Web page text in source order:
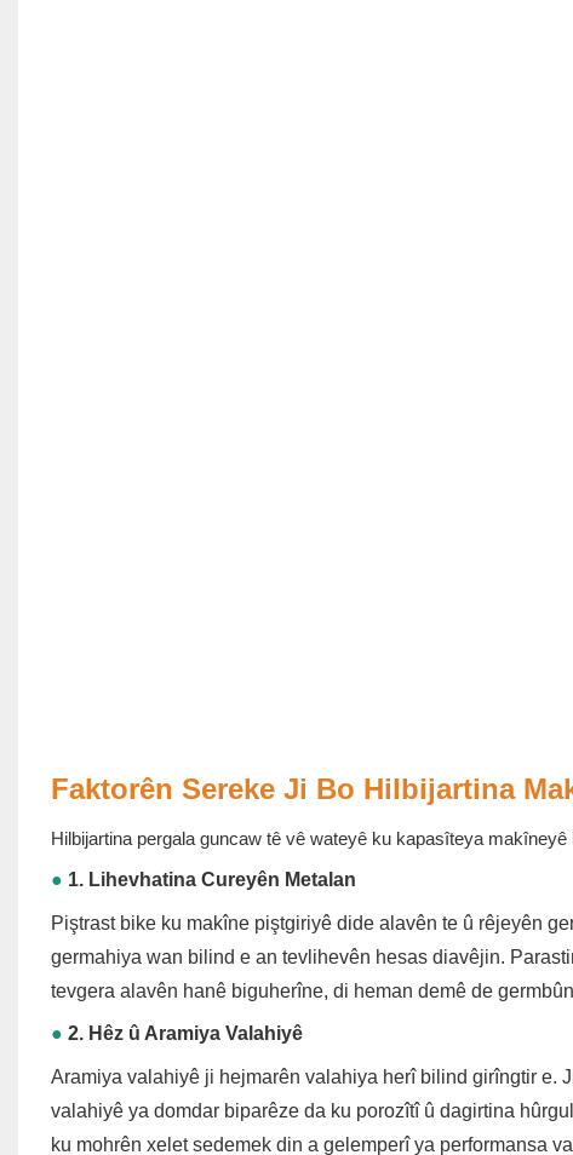
Faktorên Sereke Ji Bo Hilbijartina
Hilbijartina pergala guncaw tê vê wateyê ku kapasîteya
● 1. Lihevhatina Cureyên Metalan
Piştrast bike ku makîne piştgiriyê dide alavên te û rêjeyên
germahiya wan bilind e an tevlihevên hesas diavêjin.
tevgera alavên hanê biguherîne, di heman demê de
● 2. Hêz û Aramiya Valahiyê
Aramiya valahiyê ji hejmarên valahiya herî bilind girîngtir e.
valahiyê ya domdar biparêze da ku porozîtî û dagirtina
ku mohrên xelet sedemek din a gelemperî ya performansa